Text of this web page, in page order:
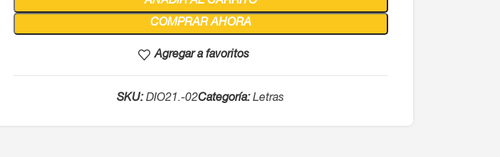
COMPRAR AHORA
Agregar a favoritos
SKU:DIO21.-02Categoría: Letras